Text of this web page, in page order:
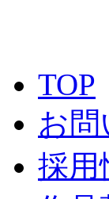
TOP
お
採用